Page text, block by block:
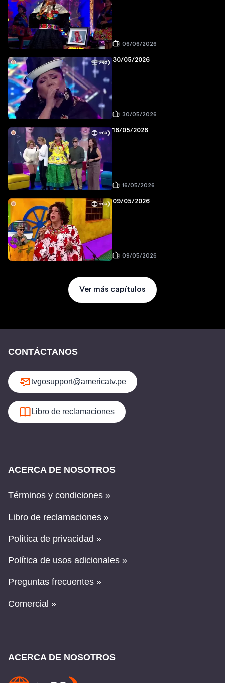
06/06/2026
30/05/2026
30/05/2026
16/05/2026
16/05/2026
09/05/2026
09/05/2026
Ver más capítulos
CONTÁCTANOS
tvgosupport@americatv.pe
Libro de reclamaciones
ACERCA DE NOSOTROS
Términos y condiciones »
Libro de reclamaciones »
Política de privacidad »
Política de usos adicionales »
Preguntas frecuentes »
Comercial »
ACERCA DE NOSOTROS